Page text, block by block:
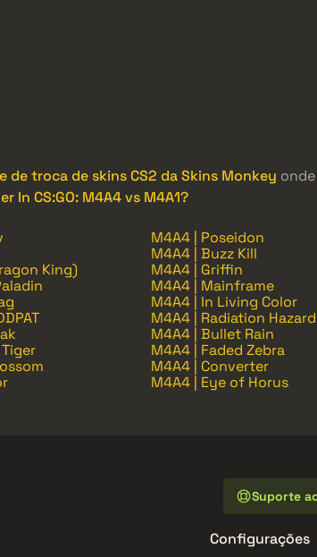
de troca de skins CS2 da Skins Monkey
In CS:GO: M4A4 vs M4A1?
M4A4 | Poseidon
M4A4 | Buzz Kill
King)
M4A4 | Griffin
M4A4 | Mainframe
M4A4 | In Living Color
M4A4 | Radiation Hazard
M4A4 | Bullet Rain
M4A4 | Faded Zebra
M4A4 | Converter
M4A4 | Eye of Horus
Suporte
Configurações